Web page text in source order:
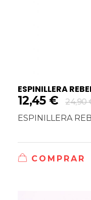
ESPINILLERA
12,45 € 24,90
ESPINILLERA
COMPRAR